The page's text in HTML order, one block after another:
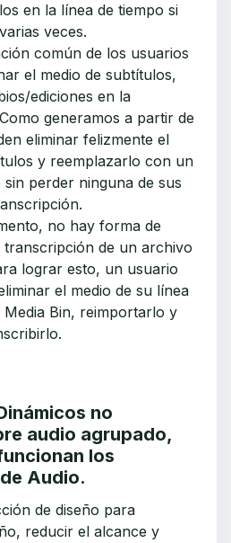
en la línea de tiempo si
veces.
común de los usuarios
el medio de subtítulos,
ediciones en la
generamos a partir de
eliminar felizmente el
y reemplazarlo con un
perder ninguna de sus
no hay forma de
transcripción de un archivo
lograr esto, un usuario
el medio de su línea
Media Bin, reimportarlo y
no
audio agrupado,
los
Audio.
de diseño para
reducir el alcance y